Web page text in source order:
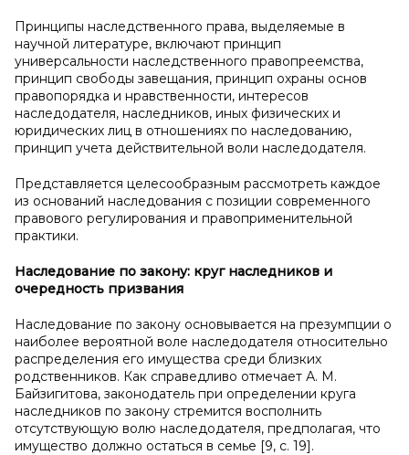
Принципы наследственного права, выделяемые в
научной литературе, включают принцип
универсальности наследственного правопреемства,
принцип свободы завещания, принцип охраны основ
правопорядка и нравственности, интересов
наследодателя, наследников, иных физических и
юридических лиц в отношениях по наследованию,
принцип учета действительной воли наследодателя.
Представляется целесообразным рассмотреть каждое
из оснований наследования с позиции современного
правового регулирования и правоприменительной
практики.
Наследование по закону: круг наследников и
очередность призвания
Наследование по закону основывается на презумпции о
наиболее вероятной воле наследодателя относительно
распределения его имущества среди близких
родственников. Как справедливо отмечает А. М.
Байзигитова, законодатель при определении круга
наследников по закону стремится восполнить
отсутствующую волю наследодателя, предполагая, что
имущество должно остаться в семье [9, с. 19].